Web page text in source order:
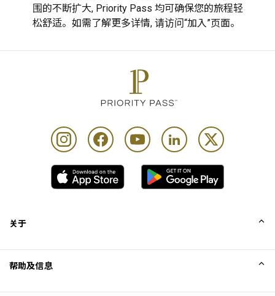
围的不断扩大, Priority Pass 均可确保您的旅程轻
松舒适。如需了解更多详情, 请访问“加入”页面。
关于
帮助及信息